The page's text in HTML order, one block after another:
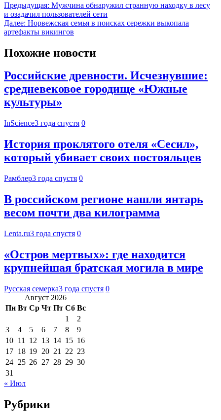
Предыдущая: Мужчина обнаружил странную находку в лесу
и озадачил пользователей сети
Далее: Норвежская семья в поисках сережки выкопала
артефакты викингов
Похожие новости
Российские древности. Исчезнувшие:
средневековое городище «Южные
культуры»
InScience3 года спустя 0
История проклятого отеля «Сесил»,
который убивает своих постояльцев
Рамблер3 года спустя 0
В российском регионе нашли янтарь
весом почти два килограмма
Lenta.ru3 года спустя 0
«Остров мертвых»: где находится
крупнейшая братская могила в мире
Русская семерка3 года спустя 0
Август 2026
Пн Вт Ср Чт Пт Сб Вс
1
2
3
4 5 6 7 8
9
10 11 12 13 14 15 16
17 18 19 20 21 22 23
24 25 26 27 28 29 30
31
« Июл
Рубрики